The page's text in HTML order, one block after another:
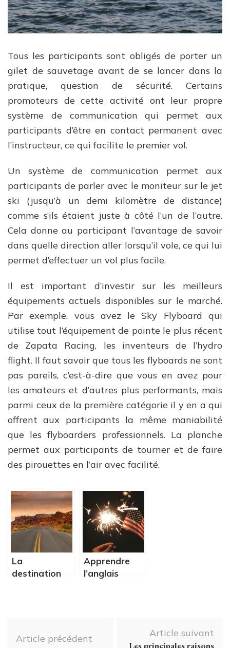
Tous les participants sont obligés de porter un
gilet de sauvetage avant de se lancer dans la
pratique, question de sécurité. Certains
promoteurs de cette activité ont leur propre
système de communication qui permet aux
participants d’être en contact permanent avec
l’instructeur, ce qui facilite le premier vol.
Un système de communication permet aux
participants de parler avec le moniteur sur le jet
ski (jusqu’à un demi kilomètre de distance)
comme s’ils étaient juste à côté l’un de l’autre.
Cela donne au participant l’avantage de savoir
dans quelle direction aller lorsqu’il vole, ce qui lui
permet d’effectuer un vol plus facile.
Il est important d’investir sur les meilleurs
équipements actuels disponibles sur le marché.
Par exemple, vous avez le Sky Flyboard qui
utilise tout l’équipement de pointe le plus récent
de Zapata Racing, les inventeurs de l’hydro
flight. Il faut savoir que tous les flyboards ne sont
pas pareils, c’est-à-dire que vous en avez pour
les amateurs et d’autres plus performants, mais
parmi ceux de la première catégorie il y en a qui
offrent aux participants la même maniabilité
que les flyboarders professionnels. La planche
permet aux participants de tourner et de faire
des pirouettes en l’air avec facilité.
La
destination
Apprendre
l’anglais
pour adultes
d'article
Article précédent Article suivant
Les principales raisons